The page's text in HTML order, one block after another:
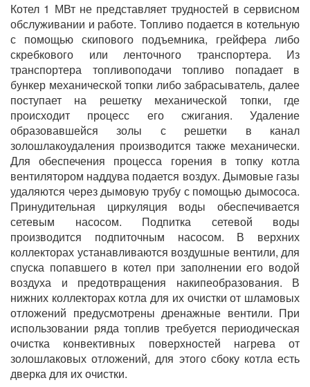
Котел 1 МВт не представляет трудностей в сервисном
обслуживании и работе. Топливо подается в котельную
с помощью скипового подъемника, грейфера либо
скребкового или ленточного транспортера. Из
транспортера топливоподачи топливо попадает в
бункер механической топки либо забрасыватель, далее
поступает на решетку механической топки, где
происходит процесс его сжигания. Удаление
образовавшейся золы с решетки в канал
золошлакоудаления производится также механически.
Для обеспечения процесса горения в топку котла
вентилятором наддува подается воздух. Дымовые газы
удаляются через дымовую трубу с помощью дымососа.
Принудительная циркуляция воды обеспечивается
сетевым насосом. Подпитка сетевой воды
производится подпиточным насосом. В верхних
коллекторах устанавливаются воздушные вентили, для
спуска попавшего в котел при заполнении его водой
воздуха и предотвращения накипеобразования. В
нижних коллекторах котла для их очистки от шламовых
отложений предусмотрены дренажные вентили. При
использовании ряда топлив требуется периодическая
очистка конвективных поверхностей нагрева от
золошлаковых отложений, для этого сбоку котла есть
дверка для их очистки.